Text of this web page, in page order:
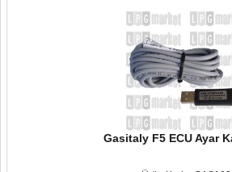
Gasitaly F5 ECU Ayar